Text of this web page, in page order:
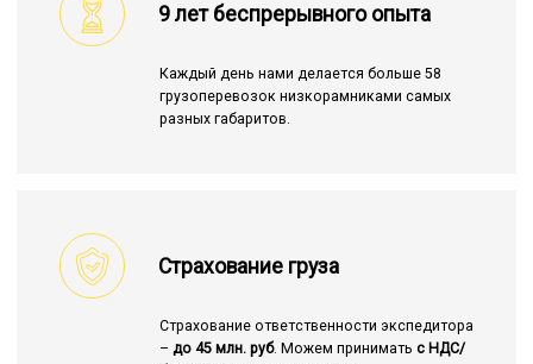
9 лет беспрерывного опыта
Каждый день нами делается больше 58
грузоперевозок низкорамниками самых
разных габаритов.
Страхование груза
Страхование ответственности экспедитора
– до 45 млн. руб. Можем принимать с НДС/